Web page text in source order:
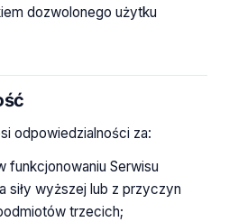
dozwolonego użytku
odpowiedzialności za:
funkcjonowaniu Serwisu
siły wyższej lub z przyczyn
trzecich;